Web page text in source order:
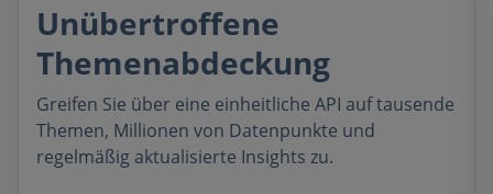
Unübertroffene
Themenabdeckung
Greifen Sie über eine einheitliche API auf tausende
Themen, Millionen von Datenpunkte und
regelmäßig aktualisierte Insights zu.